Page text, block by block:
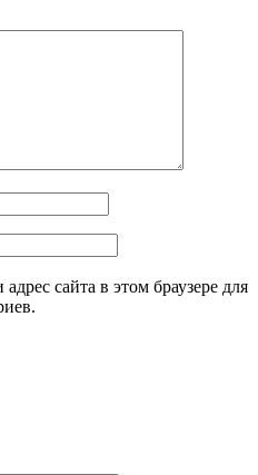
сайта в этом браузере для